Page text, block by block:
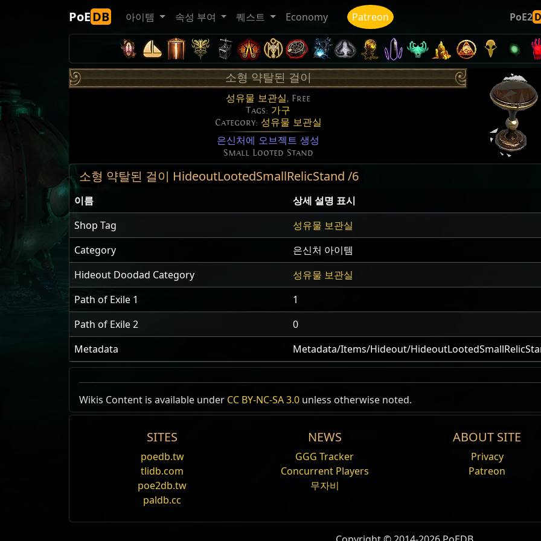
PoEDB 아이템 속성 부여 퀘스트 Economy Patreon PoE2
소형 약탈된 걸이
성유물 보관실, Free
Tags: 가구
Category: 성유물 보관실
은신처에 오브젝트 생성
Small Looted Stand
소형 약탈된 걸이 HideoutLootedSmallRelicStand /6
이름
상세 설명 표시
Shop Tag
성유물 보관실
Category
은신처 아이템
Hideout Doodad Category
성유물 보관실
Path of Exile 1
1
Path of Exile 2
0
Metadata
Metadata/Items/Hideout/
Wikis Content is available under CC BY-NC-SA 3.0 unless otherwise noted.
SITES
poedb.tw
tlidb.com
poe2db.tw
paldb.cc
NEWS
GGG Tracker
Concurrent Players
무자비
ABOUT SITE
Privacy
Patreon